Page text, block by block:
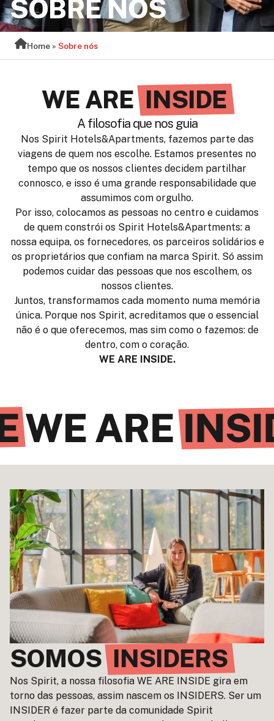
SOBRE NÓS
Home »Sobre nós
WE ARE INSIDE
A filosofia que nos guia
Nos Spirit Hotels&Apartments, fazemos parte das
viagens de quem nos escolhe. Estamos presentes no
tempo que os nossos clientes decidem partilhar
connosco, e isso é uma grande responsabilidade que
assumimos com orgulho.
Por isso, colocamos as pessoas no centro e cuidamos
de quem constrói os Spirit Hotels&Apartments: a
nossa equipa, os fornecedores, os parceiros solidários e
os proprietários que confiam na marca Spirit. Só assim
podemos cuidar das pessoas que nos escolhem, os
nossos clientes.
Juntos, transformamos cada momento numa memória
única. Porque nos Spirit, acreditamos que o essencial
não é o que oferecemos, mas sim como o fazemos: de
dentro, com o coração.
WE ARE INSIDE.
SOMOS INSIDERS
Nos Spirit, a nossa filosofia WE ARE INSIDE gira em
torno das pessoas, assim nascem os INSIDERS. Ser um
INSIDER é fazer parte da comunidade Spirit